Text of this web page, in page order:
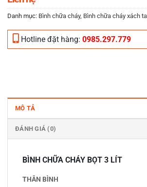
Danh mục: Bình chữa cháy, Bình chữa cháy xách
Hotline đặt hàng: 0985.297.779
MÔ TẢ
ĐÁNH GIÁ (0)
BÌNH CHỮA CHÁY BỌT 3 LÍT
THÂN BÌNH